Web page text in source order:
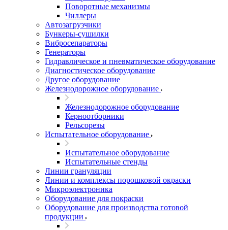
Поворотные механизмы
Чиллеры
Автозагрузчики
Бункеры-сушилки
Вибросепараторы
Генераторы
Гидравлическое и пневматическое оборудование
Диагностическое оборудование
Другое оборудование
Железнодорожное оборудование
Железнодорожное оборудование
Керноотборники
Рельсорезы
Испытательное оборудование
Испытательное оборудование
Испытательные стенды
Линии грануляции
Линии и комплексы порошковой окраски
Микроэлектроника
Оборудование для покраски
Оборудование для производства готовой
продукции